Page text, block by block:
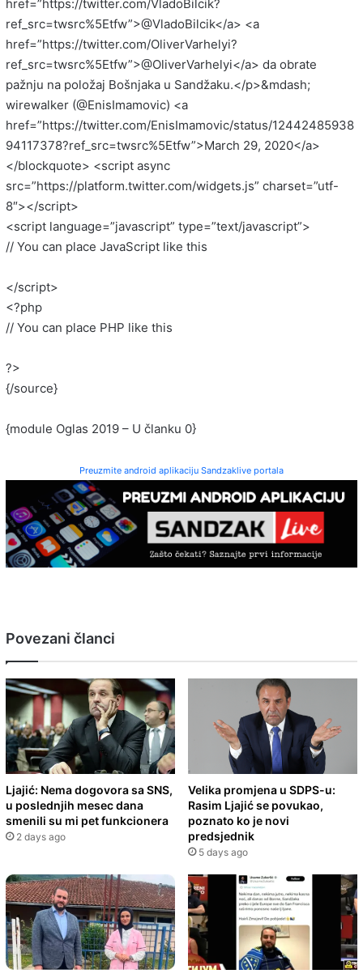
href=”https://twitter.com/VladoBilcik?
ref_src=twsrc%5Etfw”>@VladoBilcik</a> <a
href=”https://twitter.com/OliverVarhelyi?
ref_src=twsrc%5Etfw”>@OliverVarhelyi</a> da obrate
pažnju na položaj Bošnjaka u Sandžaku.</p>&mdash;
wirewalker (@EnisImamovic) <a
href=”https://twitter.com/EnisImamovic/status/12442485938
94117378?ref_src=twsrc%5Etfw”>March 29, 2020</a>
</blockquote> <script async
src=”https://platform.twitter.com/widgets.js” charset=”utf-
8″></script>
<script language=”javascript” type=”text/javascript”>
// You can place JavaScript like this
</script>
<?php
// You can place PHP like this
?>
{/source}
{module Oglas 2019 – U članku 0}
Preuzmite android aplikaciju Sandzaklive portala
Povezani članci
Ljajić: Nema dogovora sa SNS,
u poslednjih mesec dana
smenili su mi pet funkcionera
2 days ago
Velika promjena u SDPS-u:
Rasim Ljajić se povukao,
poznato ko je novi
predsjednik
5 days ago